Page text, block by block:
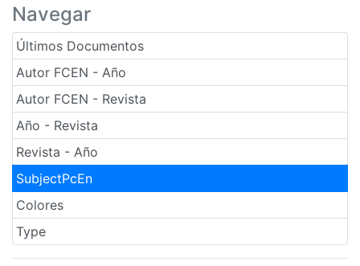
Navegar
Últimos Documentos
Autor FCEN - Año
Autor FCEN - Revista
Año - Revista
Revista - Año
SubjectPcEn
Colores
Type